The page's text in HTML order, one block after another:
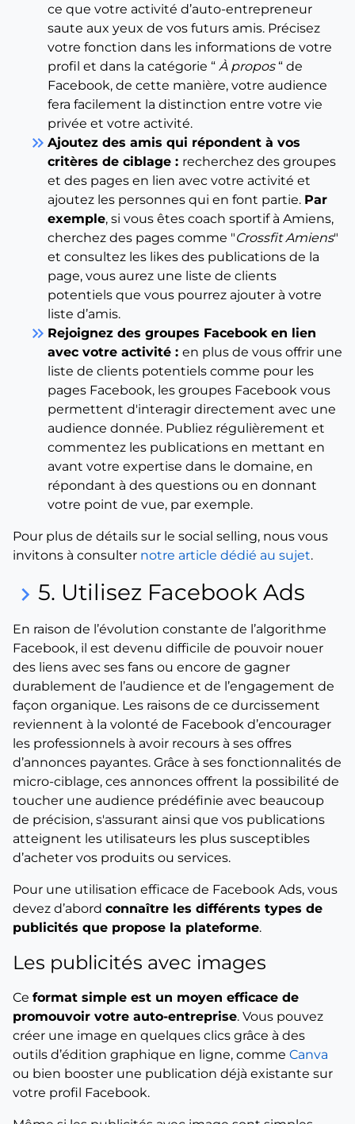
ce que votre activité d’auto-entrepreneur
saute aux yeux de vos futurs amis. Précisez
votre fonction dans les informations de votre
profil et dans la catégorie “ À propos“ de
Facebook, de cette manière, votre audience
fera facilement la distinction entre votre vie
privée et votre activité.
keyboard_double_arrow_right Ajoutez des amis qui répondent à vos
critères de ciblage : recherchez des groupes
et des pages en lien avec votre activité et
ajoutez les personnes qui en font partie. Par
exemple, si vous êtes coach sportif à Amiens,
cherchez des pages comme "Crossfit Amiens"
et consultez les likes des publications de la
page, vous aurez une liste de clients
potentiels que vous pourrez ajouter à votre
liste d’amis.
keyboard_double_arrow_right Rejoignez des groupes Facebook en lien
avec votre activité : en plus de vous offrir une
liste de clients potentiels comme pour les
pages Facebook, les groupes Facebook vous
permettent d'interagir directement avec une
audience donnée. Publiez régulièrement et
commentez les publications en mettant en
avant votre expertise dans le domaine, en
répondant à des questions ou en donnant
votre point de vue, par exemple.
Pour plus de détails sur le social selling, nous vous
invitons à consulter notre article dédié au sujet.
keyboard_arrow_right 5. Utilisez Facebook Ads
En raison de l’évolution constante de l’algorithme
Facebook, il est devenu difficile de pouvoir nouer
des liens avec ses fans ou encore de gagner
durablement de l’audience et de l’engagement de
façon organique. Les raisons de ce durcissement
reviennent à la volonté de Facebook d’encourager
les professionnels à avoir recours à ses offres
d’annonces payantes. Grâce à ses fonctionnalités de
micro-ciblage, ces annonces offrent la possibilité de
toucher une audience prédéfinie avec beaucoup
de précision, s'assurant ainsi que vos publications
atteignent les utilisateurs les plus susceptibles
d’acheter vos produits ou services.
Pour une utilisation efficace de Facebook Ads, vous
devez d’abord connaître les différents types de
publicités que propose la plateforme.
Les publicités avec images
Ce format simple est un moyen efficace de
promouvoir votre auto-entreprise. Vous pouvez
créer une image en quelques clics grâce à des
outils d’édition graphique en ligne, comme Canva
ou bien booster une publication déjà existante sur
votre profil Facebook.